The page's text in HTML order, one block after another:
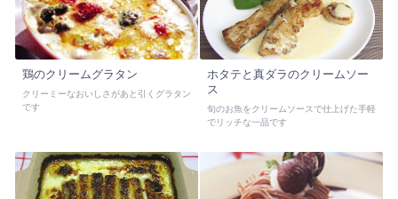
鶏のクリームグラタン
クリーミーなおいしさがあと引くグラタン
です
ホタテと真ダラのクリームソー
ス
旬のお魚をクリームソースで仕上げた手軽
でリッチな一品です